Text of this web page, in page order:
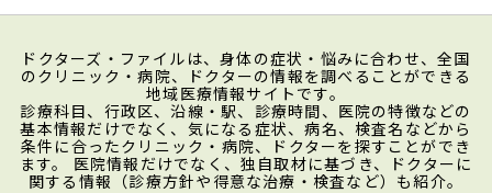
ドクターズ・ファイルは、身体の症状・悩みに合わせ、全国
のクリニック・病院、ドクターの情報を調べることができる
地域医療情報サイトです。
診療科目、行政区、沿線・駅、診療時間、医院の特徴などの
基本情報だけでなく、気になる症状、病名、検査名などから
条件に合ったクリニック・病院、ドクターを探すことができ
ます。 医院情報だけでなく、独自取材に基づき、ドクターに
関する情報（診療方針や得意な治療・検査など）も紹介。